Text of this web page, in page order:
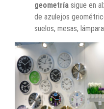
geometría sigue en
de azulejos
suelos, mesas,